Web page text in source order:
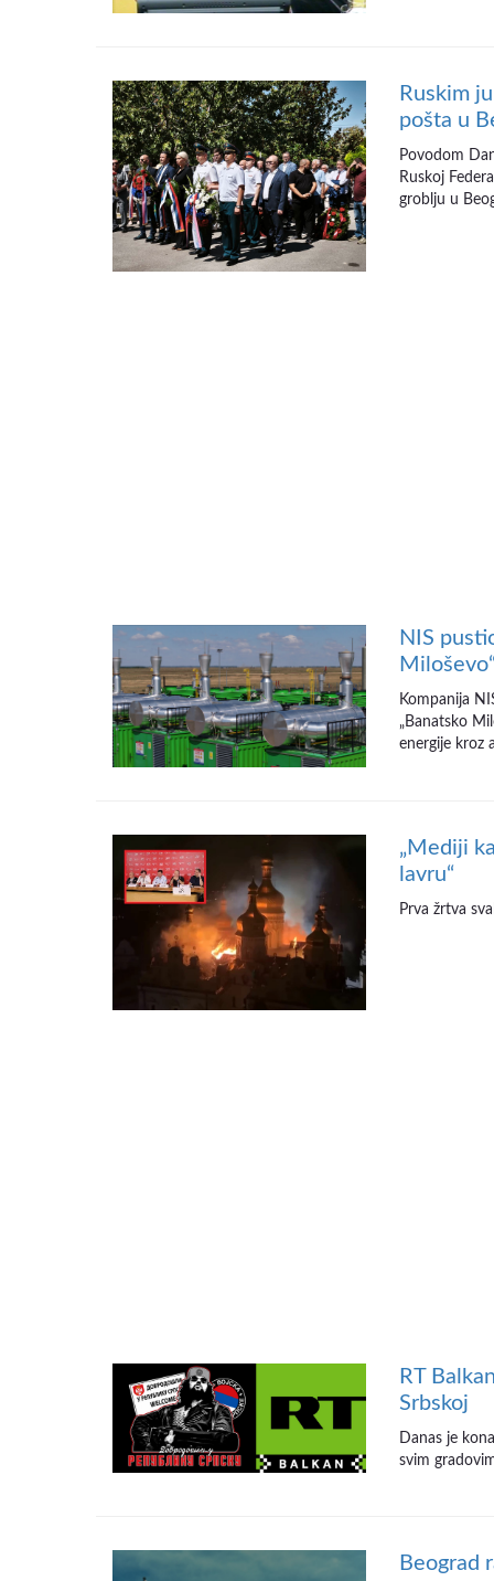
Ruskim
pošta u
Povodom
Ruskoj
groblju u
NIS
Kompanija
„Banatsko
energije kroz
„Mediji
lavru“
Prva žrtva
RT
Srbskoj
Danas je
svim
Beograd